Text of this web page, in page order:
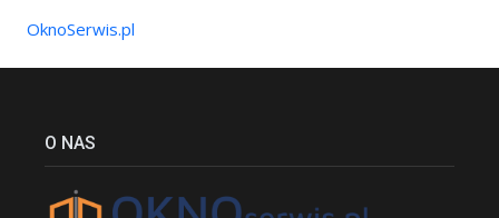
OknoSerwis.pl
O NAS